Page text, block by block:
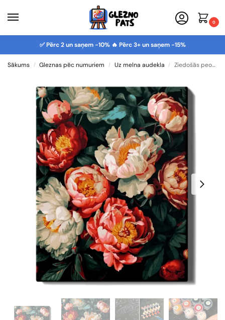
0
✅ Pērc 2 un saņem -10% 🔥 Pērc 3+ un saņem -15%
Sākums / Gleznas pēc numuriem / Uz melna audekla / Ziedošās peonijas